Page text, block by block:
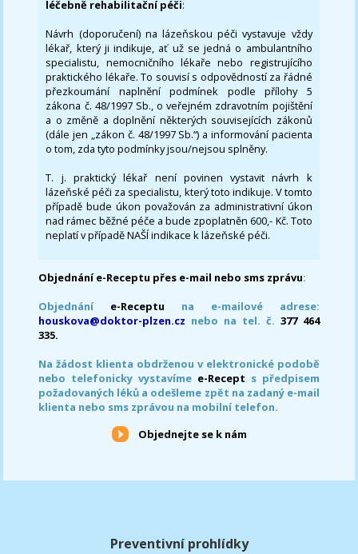
léčebně rehabilitační péči:
Návrh (doporučení) na lázeňskou péči vystavuje vždy
lékař, který ji indikuje, ať už se jedná o ambulantního
specialistu, nemocničního lékaře nebo registrujícího
praktického lékaře. To souvisí s odpovědností za řádné
přezkoumání naplnění podmínek podle přílohy 5
zákona č. 48/1997 Sb., o veřejném zdravotním pojištění
a o změně a doplnění některých souvisejících zákonů
(dále jen „zákon č. 48/1997 Sb.“) a informování pacienta
o tom, zda tyto podmínky jsou/nejsou splněny.
T. j. praktický lékař není povinen vystavit návrh k
lázeňské péči za specialistu, který toto indikuje. V tomto
případě bude úkon považován za administrativní úkon
nad rámec běžné péče a bude zpoplatněn 600,- Kč. Toto
neplatí v případě NAŠÍ indikace k lázeňské péči.
Objednání e-Receptu přes e-mail nebo sms zprávu:
Objednání e-Receptu na e-mailové adrese:
houskova@doktor-plzen.cz nebo na tel. č. 377 464
335.
Na žádost klienta obdrženou v elektronické podobě
nebo telefonicky vystavíme e-Recept s předpisem
požadovaných léků a odešleme zpět na zadaný e-mail
klienta nebo sms zprávou na mobilní telefon.
Objednejte se k nám
Preventivní prohlídky